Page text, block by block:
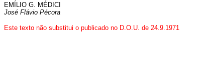
EMÍLIO G. MÉDICI
José Flávio Pécora
Este texto não substitui o publicado no D.O.U. de 24.9.1971